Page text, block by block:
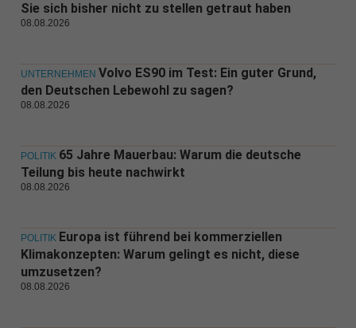
Sie sich bisher nicht zu stellen getraut haben
08.08.2026
UNTERNEHMEN Volvo ES90 im Test: Ein guter Grund,
den Deutschen Lebewohl zu sagen?
08.08.2026
POLITIK 65 Jahre Mauerbau: Warum die deutsche
Teilung bis heute nachwirkt
08.08.2026
POLITIK Europa ist führend bei kommerziellen
Klimakonzepten: Warum gelingt es nicht, diese
umzusetzen?
08.08.2026